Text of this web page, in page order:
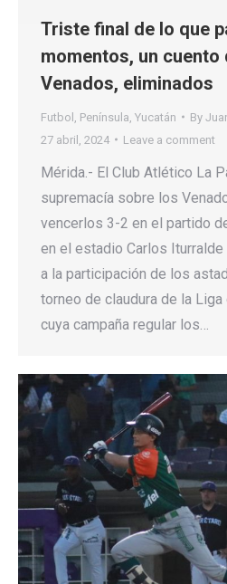
Triste final de lo que
momentos, un cuento
Venados, eliminados
Futbol Península Yucatán By
27 abril, 2024
Leave a comment
Mérida.- El Club Atlético La
supremacía sobre los
vencerlos 3-2 en el partido
en el estadio Carlos Iturralde
a la participación de los
torneo de claudura de la Liga
cuya campaña regular los…